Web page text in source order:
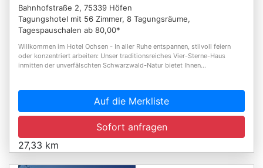
Bahnhofstraße 2, 75339 Höfen
Tagungshotel mit 56 Zimmer, 8 Tagungsräume,
Tagespauschalen ab 80,00*
Willkommen im Hotel Ochsen - In aller Ruhe entspannen, stilvoll feiern
oder konzentriert arbeiten: Unser traditionsreiches Vier-Sterne-Haus
inmitten der unverfälschten Schwarzwald-Natur bietet Ihnen...
Auf die Merkliste
Sofort anfragen
27,33 km